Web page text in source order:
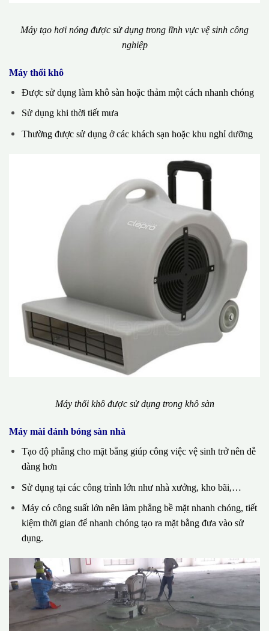
Máy tạo hơi nóng được sử dụng trong lĩnh vực vệ sinh công
nghiệp
Máy thổi khô
Được sử dụng làm khô sàn hoặc thảm một cách nhanh chóng
Sử dụng khi thời tiết mưa
Thường được sử dụng ở các khách sạn hoặc khu nghỉ dưỡng
Máy thổi khô được sử dụng trong khô sàn
Máy mài đánh bóng sàn nhà
Tạo độ phẵng cho mặt bằng giúp công việc vệ sinh trở nên dễ
dàng hơn
Sử dụng tại các công trình lớn như nhà xưởng, kho bãi,…
Máy có công suất lớn nên làm phẳng bề mặt nhanh chóng, tiết
kiệm thời gian để nhanh chóng tạo ra mặt bằng đưa vào sử
dụng.